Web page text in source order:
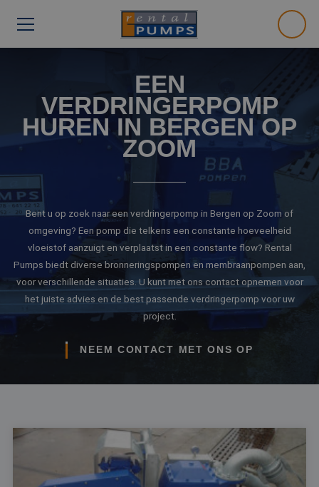
EEN
VERDRINGERPOMP
HUREN IN BERGEN OP
ZOOM
Bent u op zoek naar een verdringerpomp in Bergen op Zoom of
omgeving? Een pomp die telkens een constante hoeveelheid
vloeistof aanzuigt en verplaatst in een constante flow? Rental
Pumps biedt diverse bronneringspompen en membraanpompen aan,
voor verschillende situaties. U kunt met ons contact opnemen voor
het juiste advies en de best passende verdringerpomp voor uw
project.
NEEM CONTACT MET ONS OP